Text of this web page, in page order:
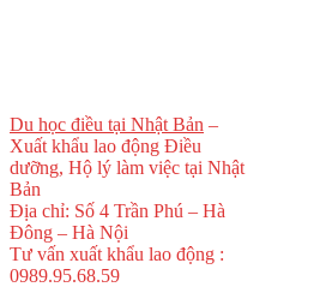
Du học điều tại Nhật Bản –
Xuất khẩu lao động Điều
dưỡng, Hộ lý làm việc tại Nhật
Bản
Địa chỉ: Số 4 Trần Phú – Hà
Đông – Hà Nội
Tư vấn xuất khẩu lao động :
0989.95.68.59